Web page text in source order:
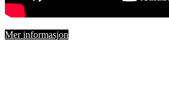
Mer informasjon